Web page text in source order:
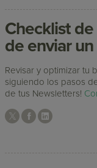
Checklist
de enviar
Revisar y optimizar tu
siguiendo los pasos
de tus Newsletters!